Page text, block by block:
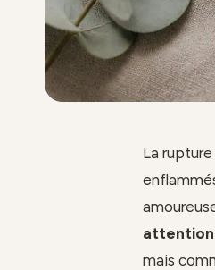
La
attention
mais